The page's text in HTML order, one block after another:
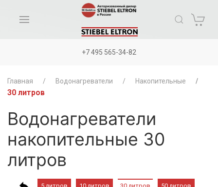
+7 495 565-34-82
Главная Водонагреватели Накопительные
30 литров
Водонагреватели
накопительные 30
литров